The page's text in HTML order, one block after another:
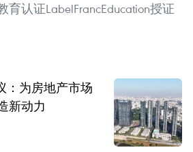
认证LabelFrancEducation授证
：为房地产市场
新动力